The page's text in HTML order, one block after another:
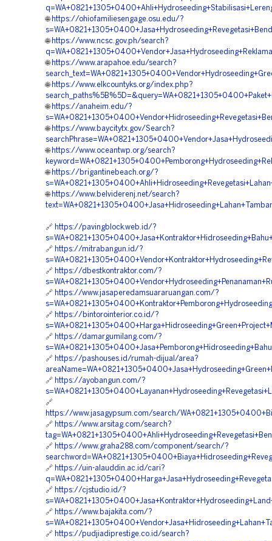
🌐 https://ohiofamiliesengage.osu.edu/?
🌐 https://www.ncsc.gov.ph/search?
🌐 https://www.arapahoe.edu/search?
🌐 https://www.elkcountyks.org/index.php?
🌐 https://anaheim.edu/?
🌐 https://www.baycitytx.gov/Search?
🌐 https://www.oceantwp.org/search?
🌐 https://brigantinebeach.org/?
🌐 https://www.belviderenj.net/search?
🔗 https://pavingblock.web.id/?
🔗 https://mitrabangun.id/?
🔗 https://dbestkontraktor.com/?
🔗 https://www.jasaperedamsuararuangan.com/?
🔗 https://bintorointerior.co.id/?
🔗 https://damargumilang.com/?
🔗 https://pashouses.id/rumah-dijual/area?
🔗 https://ayobangun.com/?
🔗
https://www.jasagypsum.com/search/
🔗 https://www.arsitag.com/search?
🔗 https://www.graha288.com/component/search/?
🔗 https://uin-alauddin.ac.id/cari?
🔗 https://cjstudio.id/?
🔗 https://www.bajakita.com/?
🔗 https://pudjiadiprestige.co.id/search?